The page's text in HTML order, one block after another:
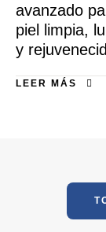
avanzado
piel limpia,
y
LEER MÁS